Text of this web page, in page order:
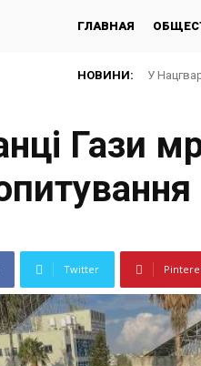
ГЛАВНАЯ
НОВИНИ: У
Гази
Twitter